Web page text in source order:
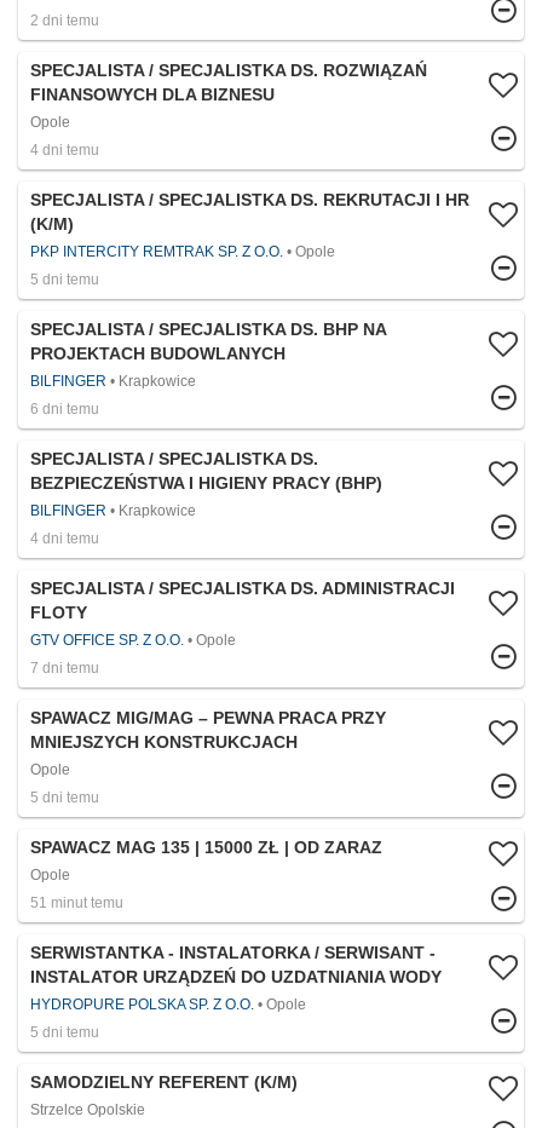
2 dni temu
SPECJALISTA / SPECJALISTKA DS. ROZWIĄZAŃ
FINANSOWYCH DLA BIZNESU
Opole
4 dni temu
SPECJALISTA / SPECJALISTKA DS. REKRUTACJI I HR
(K/M)
PKP INTERCITY REMTRAK SP. Z O.O.
Opole
5 dni temu
SPECJALISTA / SPECJALISTKA DS. BHP NA
PROJEKTACH BUDOWLANYCH
BILFINGER
Krapkowice
6 dni temu
SPECJALISTA / SPECJALISTKA DS.
BEZPIECZEŃSTWA I HIGIENY PRACY (BHP)
BILFINGER
Krapkowice
4 dni temu
SPECJALISTA / SPECJALISTKA DS. ADMINISTRACJI
FLOTY
GTV OFFICE SP. Z O.O.
Opole
7 dni temu
SPAWACZ MIG/MAG – PEWNA PRACA PRZY
MNIEJSZYCH KONSTRUKCJACH
Opole
5 dni temu
SPAWACZ MAG 135 | 15000 ZŁ | OD ZARAZ
Opole
51 minut temu
SERWISTANTKA - INSTALATORKA / SERWISANT -
INSTALATOR URZĄDZEŃ DO UZDATNIANIA WODY
HYDROPURE POLSKA SP. Z O.O.
Opole
5 dni temu
SAMODZIELNY REFERENT (K/M)
Strzelce Opolskie